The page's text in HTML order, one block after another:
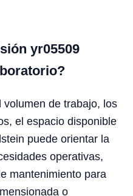
yr05509
de trabajo, los
el espacio disponible
puede orientar la
operativas,
mantenimiento para
o